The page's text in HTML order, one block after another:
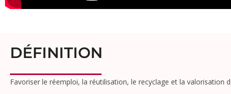
DÉFINITION
Favoriser le réemploi, la réutilisation, le recyclage et la